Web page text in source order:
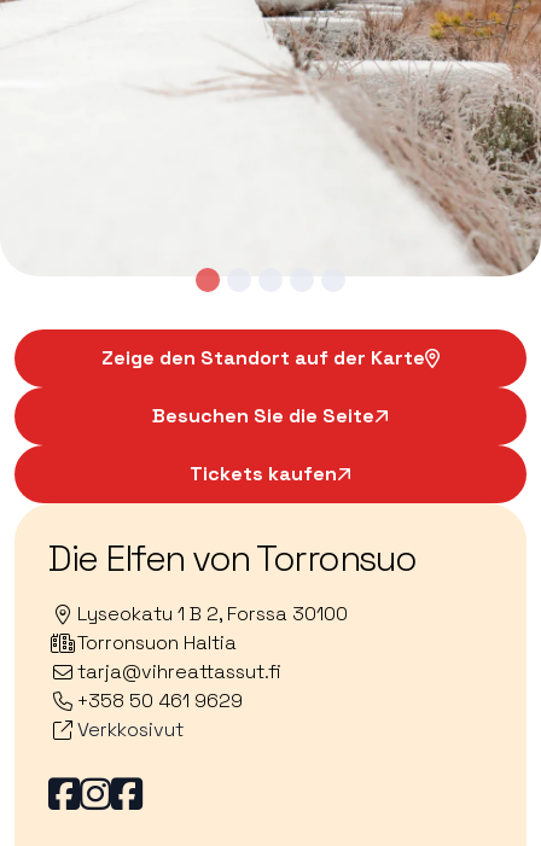
Zeige den Standort auf der Karte
Besuchen Sie die Seite
Tickets kaufen
Die Elfen von Torronsuo
Lyseokatu 1 B 2, Forssa 30100
Torronsuon Haltia
tarja@vihreattassut.fi
+358 50 461 9629
Verkkosivut
Facebook
Facebook
Facebook